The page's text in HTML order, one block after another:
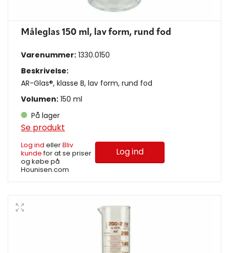
Måleglas 150 ml, lav form, rund fod
Varenummer: 1330.0150
Beskrivelse:
AR-Glas®, klasse B, lav form, rund fod
Volumen: 150 ml
På lager
Se produkt
Log ind ellerBliv
kundefor at se priser
og købe på
Hounisen.com
Log ind